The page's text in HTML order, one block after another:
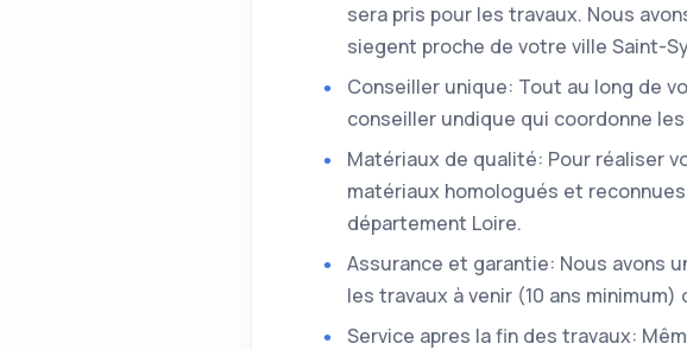
sera pris pour les travaux. Nous
siegent proche de votre ville Saint-
Conseiller unique: Tout au long de
conseiller undique qui coordonne
Matériaux de qualité: Pour réaliser
matériaux homologués et
département Loire.
Assurance et garantie: Nous avons
les travaux à venir (10 ans
Service apres la fin des travaux: